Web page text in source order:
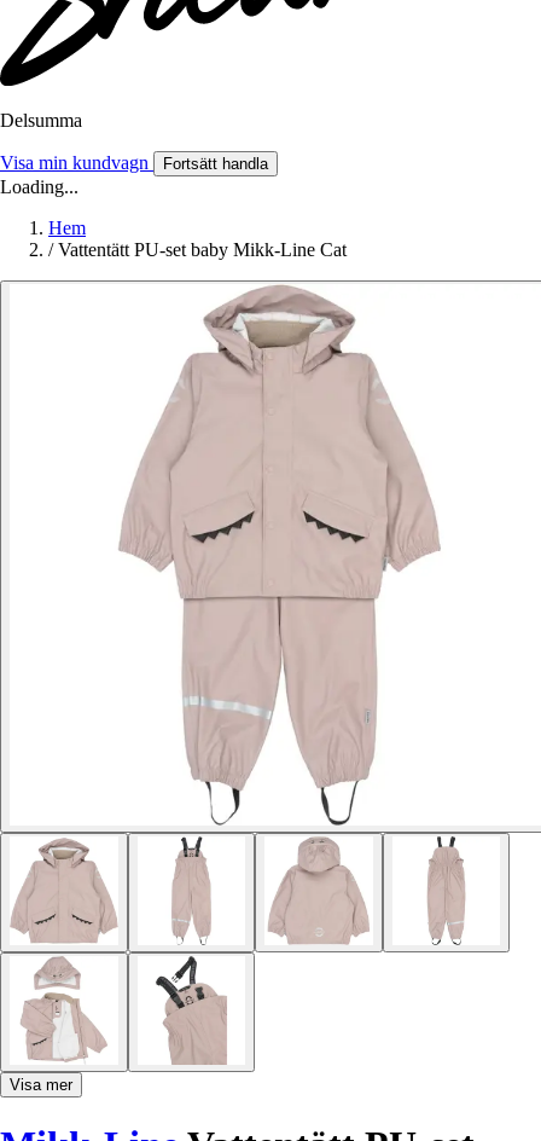
Delsumma
Visa min kundvagn Fortsätt handla
Loading...
Hem
/ Vattentätt PU-set baby Mikk-Line Cat
Visa mer